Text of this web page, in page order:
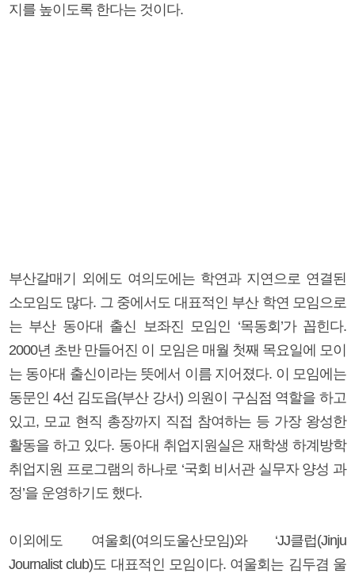
지를 높이도록 한다는 것이다.
부산갈매기 외에도 여의도에는 학연과 지연으로 연결된
소모임도 많다. 그 중에서도 대표적인 부산 학연 모임으로
는 부산 동아대 출신 보좌진 모임인 ‘목동회’가 꼽힌다.
2000년 초반 만들어진 이 모임은 매월 첫째 목요일에 모이
는 동아대 출신이라는 뜻에서 이름 지어졌다. 이 모임에는
동문인 4선 김도읍(부산 강서) 의원이 구심점 역할을 하고
있고, 모교 현직 총장까지 직접 참여하는 등 가장 왕성한
활동을 하고 있다. 동아대 취업지원실은 재학생 하계방학
취업지원 프로그램의 하나로 ‘국회 비서관 실무자 양성 과
정’을 운영하기도 했다.
이외에도 여울회(여의도울산모임)와 ‘JJ클럽(Jinju
Journalist club)도 대표적인 모임이다. 여울회는 김두겸 울